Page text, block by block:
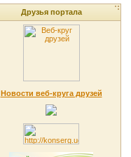
Друзья портала
Новости веб-круга друзей